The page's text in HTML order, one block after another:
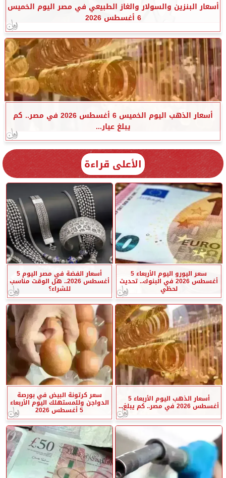
أسعار البنزين والسولار والغاز الطبيعي في مصر اليوم الخميس
6 أغسطس 2026
أسعار الذهب اليوم الخميس 6 أغسطس 2026 في مصر.. كم
يبلغ عيار...
الأعلى قراءة
سعر اليورو اليوم الأربعاء 5
أغسطس 2026 في البنوك.. تحديث
لحظي
أسعار الفضة في مصر اليوم 5
أغسطس 2026.. هل الوقت مناسب
للشراء؟
أسعار الذهب اليوم الأربعاء 5
أغسطس 2026 في مصر.. كم يبلغ...
سعر كرتونة البيض في بورصة
الدواجن وللمستهلك اليوم الأربعاء
5 أغسطس 2026